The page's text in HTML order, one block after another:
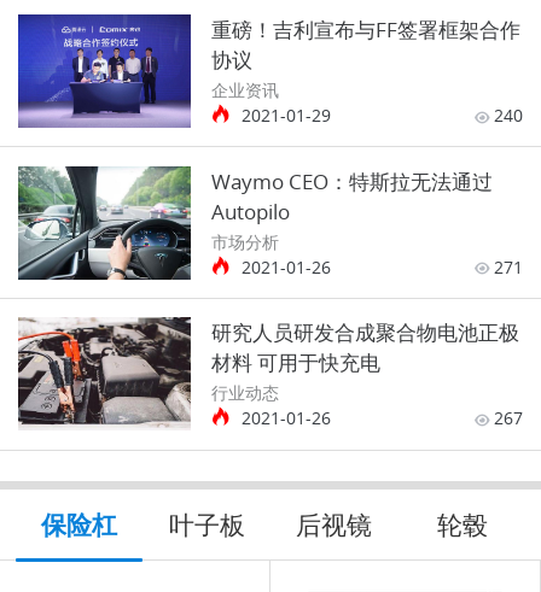
重磅！吉利宣布与FF签署框架合作
协议
企业资讯
2021-01-29
240
Waymo CEO：特斯拉无法通过
Autopilo
市场分析
2021-01-26
271
研究人员研发合成聚合物电池正极
材料 可用于快充电
行业动态
2021-01-26
267
保险杠 叶子板 后视镜 轮毂